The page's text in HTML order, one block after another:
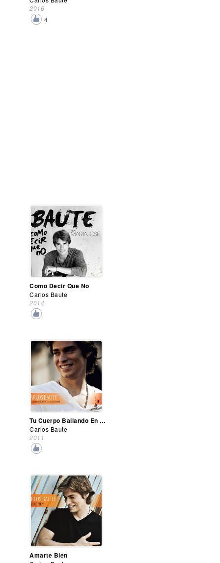
2016
4
Como Decir Que No
Carlos Baute
2014
Tu Cuerpo Bailando En Mi Cuerpo (Ep)
Carlos Baute
2011
Amarte Bien